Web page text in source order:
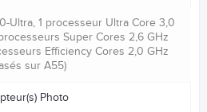
Ultra, 1 processeur Ultra Core 3,0
Super Cores 2,6 GHz
Efficiency Cores 2,0 GHz
sur A55)
Photo